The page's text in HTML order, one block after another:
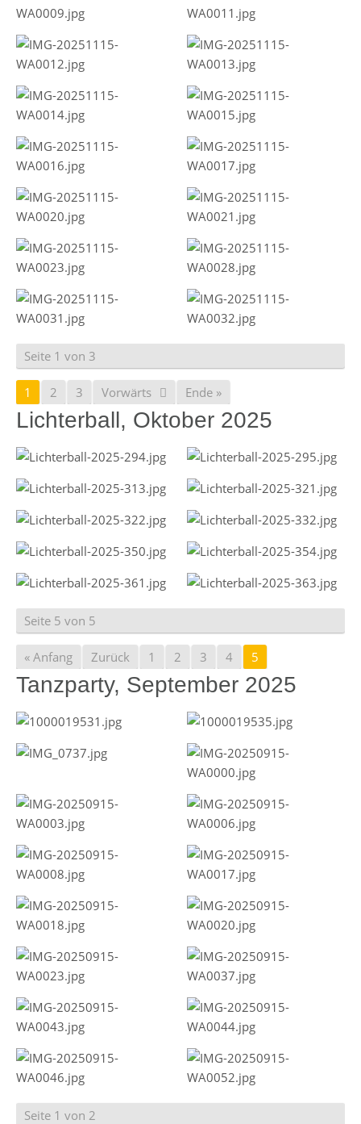
Seite 1 von 3
1 2 3 Vorwärts Ende »
Lichterball, Oktober 2025
Seite 5 von 5
« Anfang Zurück 1 2 3 4 5
Tanzparty, September 2025
Seite 1 von 2